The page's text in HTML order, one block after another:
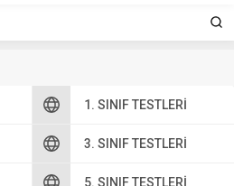
1. SINIF TESTLERI
3. SINIF TESTLERI
5. SINIF TESTLERI